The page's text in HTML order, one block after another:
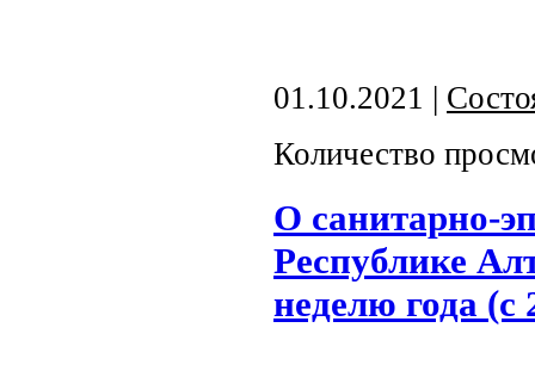
01.10.2021 |
Количество
О санитарно-
Республике
неделю года (с